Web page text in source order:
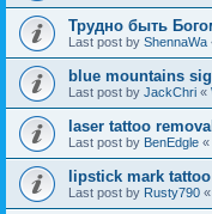
Трудно быть
Last post by ShennaWa
blue mountains
Last post by JackChri «
laser tattoo
Last post by BenEdgle «
lipstick mark tattoo
Last post by Rusty790 «